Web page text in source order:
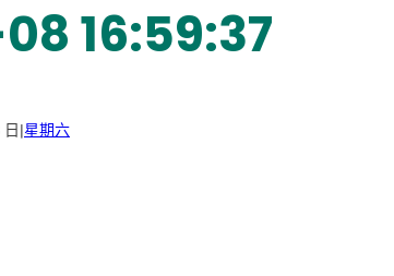
16:59:37
|星期六